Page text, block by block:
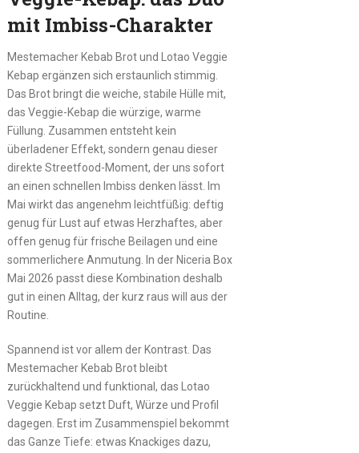
mit Imbiss-Charakter
Mestemacher Kebab Brot und Lotao Veggie
Kebap ergänzen sich erstaunlich stimmig.
Das Brot bringt die weiche, stabile Hülle mit,
das Veggie-Kebap die würzige, warme
Füllung. Zusammen entsteht kein
überladener Effekt, sondern genau dieser
direkte Streetfood-Moment, der uns sofort
an einen schnellen Imbiss denken lässt. Im
Mai wirkt das angenehm leichtfüßig: deftig
genug für Lust auf etwas Herzhaftes, aber
offen genug für frische Beilagen und eine
sommerlichere Anmutung. In der Niceria Box
Mai 2026 passt diese Kombination deshalb
gut in einen Alltag, der kurz raus will aus der
Routine.
Spannend ist vor allem der Kontrast. Das
Mestemacher Kebab Brot bleibt
zurückhaltend und funktional, das Lotao
Veggie Kebap setzt Duft, Würze und Profil
dagegen. Erst im Zusammenspiel bekommt
das Ganze Tiefe: etwas Knackiges dazu,